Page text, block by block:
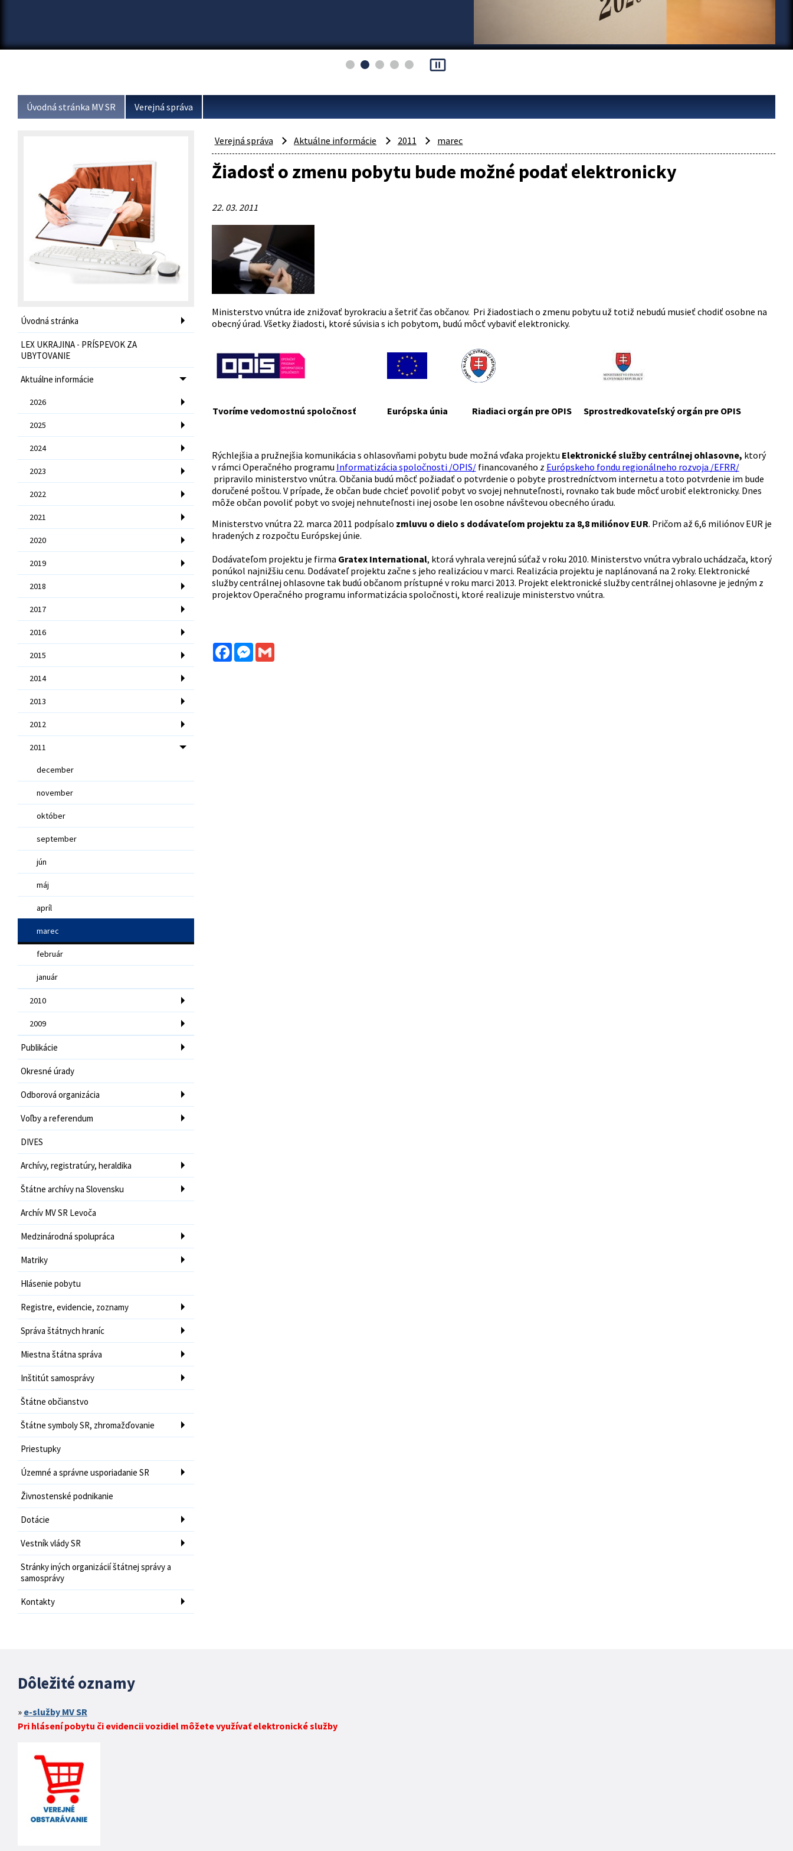
pause_presentation
Úvodná stránka MV SR Verejná správa
Úvodná stránka
LEX UKRAJINA - PRÍSPEVOK ZA
UBYTOVANIE
Aktuálne informácie
2026
2025
2024
2023
2022
2021
2020
2019
2018
2017
2016
2015
2014
2013
2012
2011
december
november
október
september
jún
máj
apríl
marec
február
január
2010
2009
Publikácie
Okresné úrady
Odborová organizácia
Voľby a referendum
DIVES
Archívy, registratúry, heraldika
Štátne archívy na Slovensku
Archív MV SR Levoča
Medzinárodná spolupráca
Matriky
Hlásenie pobytu
Registre, evidencie, zoznamy
Správa štátnych hraníc
Miestna štátna správa
Inštitút samosprávy
Štátne občianstvo
Štátne symboly SR, zhromažďovanie
Priestupky
Územné a správne usporiadanie SR
Živnostenské podnikanie
Dotácie
Vestník vlády SR
Stránky iných organizácií štátnej správy a
samosprávy
Kontakty
Verejná správa Aktuálne informácie 2011 marec
Žiadosť o zmenu pobytu bude možné podať elektronicky
22. 03. 2011
Ministerstvo vnútra ide znižovať byrokraciu a šetriť čas občanov. Pri žiadostiach o zmenu pobytu už totiž nebudú musieť chodiť osobne na
obecný úrad. Všetky žiadosti, ktoré súvisia s ich pobytom, budú môcť vybaviť elektronicky.
Tvoríme vedomostnú spoločnosť Európska únia Riadiaci orgán pre OPIS Sprostredkovateľský orgán pre OPIS
Rýchlejšia a pružnejšia komunikácia s ohlasovňami pobytu bude možná vďaka projektu Elektronické služby centrálnej ohlasovne, ktorý
v rámci Operačného programu Informatizácia spoločnosti /OPIS/financovaného z Európskeho fondu regionálneho rozvoja /EFRR/
pripravilo ministerstvo vnútra. Občania budú môcť požiadať o potvrdenie o pobyte prostredníctvom internetu a toto potvrdenie im bude
doručené poštou. V prípade, že občan bude chcieť povoliť pobyt vo svojej nehnuteľnosti, rovnako tak bude môcť urobiť elektronicky. Dnes
môže občan povoliť pobyt vo svojej nehnuteľnosti inej osobe len osobne návštevou obecného úradu.
Ministerstvo vnútra 22. marca 2011 podpísalo zmluvu o dielo s dodávateľom projektu za 8,8 miliónov EUR. Pričom až 6,6 miliónov EUR je
hradených z rozpočtu Európskej únie.
Dodávateľom projektu je firma Gratex International, ktorá vyhrala verejnú súťaž v roku 2010. Ministerstvo vnútra vybralo uchádzača, ktorý
ponúkol najnižšiu cenu. Dodávateľ projektu začne s jeho realizáciou v marci. Realizácia projektu je naplánovaná na 2 roky. Elektronické
služby centrálnej ohlasovne tak budú občanom prístupné v roku marci 2013. Projekt elektronické služby centrálnej ohlasovne je jedným z
projektov Operačného programu informatizácia spoločnosti, ktoré realizuje ministerstvo vnútra.
FacebookMessenger
Gmail
Dôležité oznamy
e-služby MV SR
Pri hlásení pobytu či evidencii vozidiel môžete využívať elektronické služby